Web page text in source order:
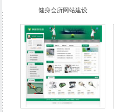
健身会所网站建设